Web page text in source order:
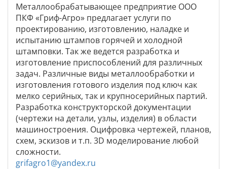
Металлообрабатывающее предприятие ООО
ПКФ «Гриф-Агро» предлагает услуги по
проектированию, изготовлению, наладке и
испытанию штампов горячей и холодной
штамповки. Так же ведется разработка и
изготовление приспособлений для различных
задач. Различные виды металлообработки и
изготовления готового изделия под ключ как
мелко серийных, так и крупносерийных партий.
Разработка конструкторской документации
(чертежи на детали, узлы, изделия) в области
машиностроения. Оцифровка чертежей, планов,
схем, эскизов и т.п. 3D моделирование любой
сложности.
grifagro1@yandex.ru